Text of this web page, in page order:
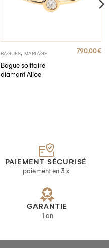
BAGUES, MARIAGE
Bague solitaire
diamant Alice
790,00€
PAIEMENT SÉCURISÉ
paiement en 3 x
GARANTIE
1 an